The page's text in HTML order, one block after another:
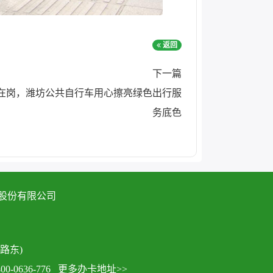
返回
下一篇
岗，潍坊公共自行车用心擦亮绿色出行服
务底色
份有限公司
东)
0636-776
更多办卡地址>>